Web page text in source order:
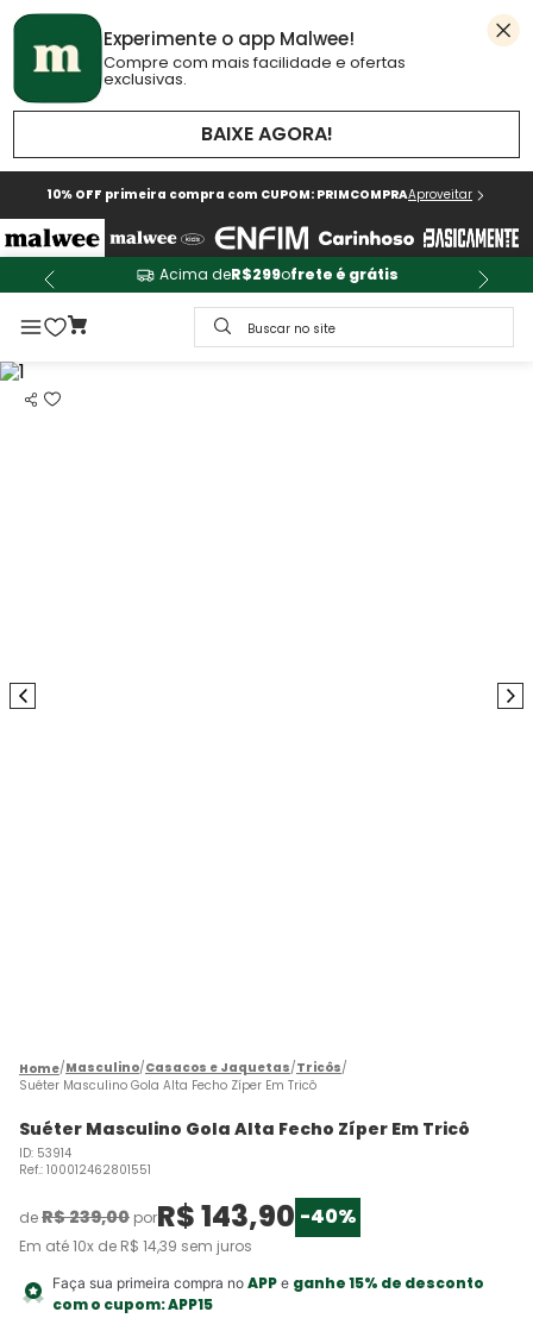
Experimente o app Malwee!
Compre com mais facilidade e ofertas
exclusivas.
BAIXE AGORA!
10% OFF primeira compra com CUPOM: PRIMCOMPRAAproveitar
Acima deR$299ofrete é grátis
Buscar no site
Masculino Casacos e Jaquetas Tricôs
Suéter Masculino Gola Alta Fecho Zíper Em Tricô
Suéter Masculino Gola Alta Fecho Zíper Em Tricô
ID: 53914
Ref.: 100012462801551
deR$239,00 porR$143,90 -40%
Em até10x de R$ 14,39 sem juros
Faça sua primeira compra no APPe ganhe 15% de desconto
com o cupom:APP15